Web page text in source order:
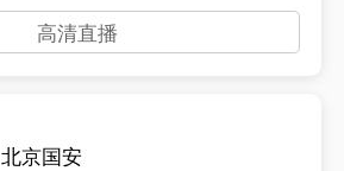
高清直播
北京国安